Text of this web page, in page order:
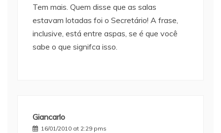
Tem mais. Quem disse que as salas
estavam lotadas foi o Secretário! A frase,
inclusive, está entre aspas, se é que você
sabe o que signifca isso.
Giancarlo
16/01/2010 at 2:29 pms